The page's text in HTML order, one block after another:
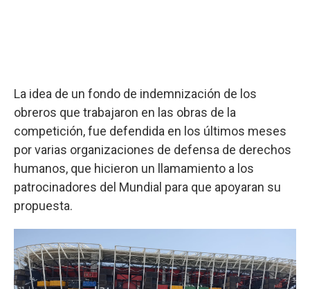
La idea de un fondo de indemnización de los
obreros que trabajaron en las obras de la
competición, fue defendida en los últimos meses
por varias organizaciones de defensa de derechos
humanos, que hicieron un llamamiento a los
patrocinadores del Mundial para que apoyaran su
propuesta.